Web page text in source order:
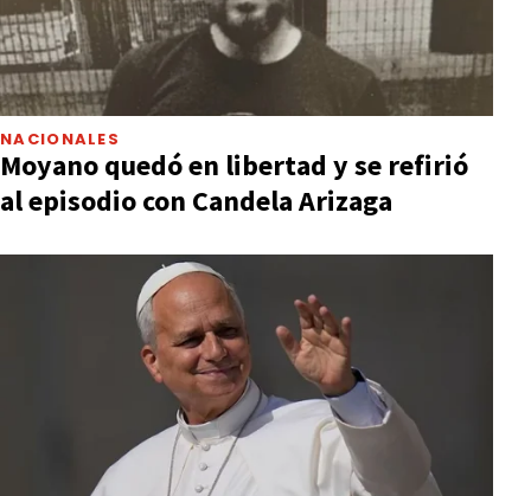
NACIONALES
Moyano quedó en libertad y se refirió
al episodio con Candela Arizaga